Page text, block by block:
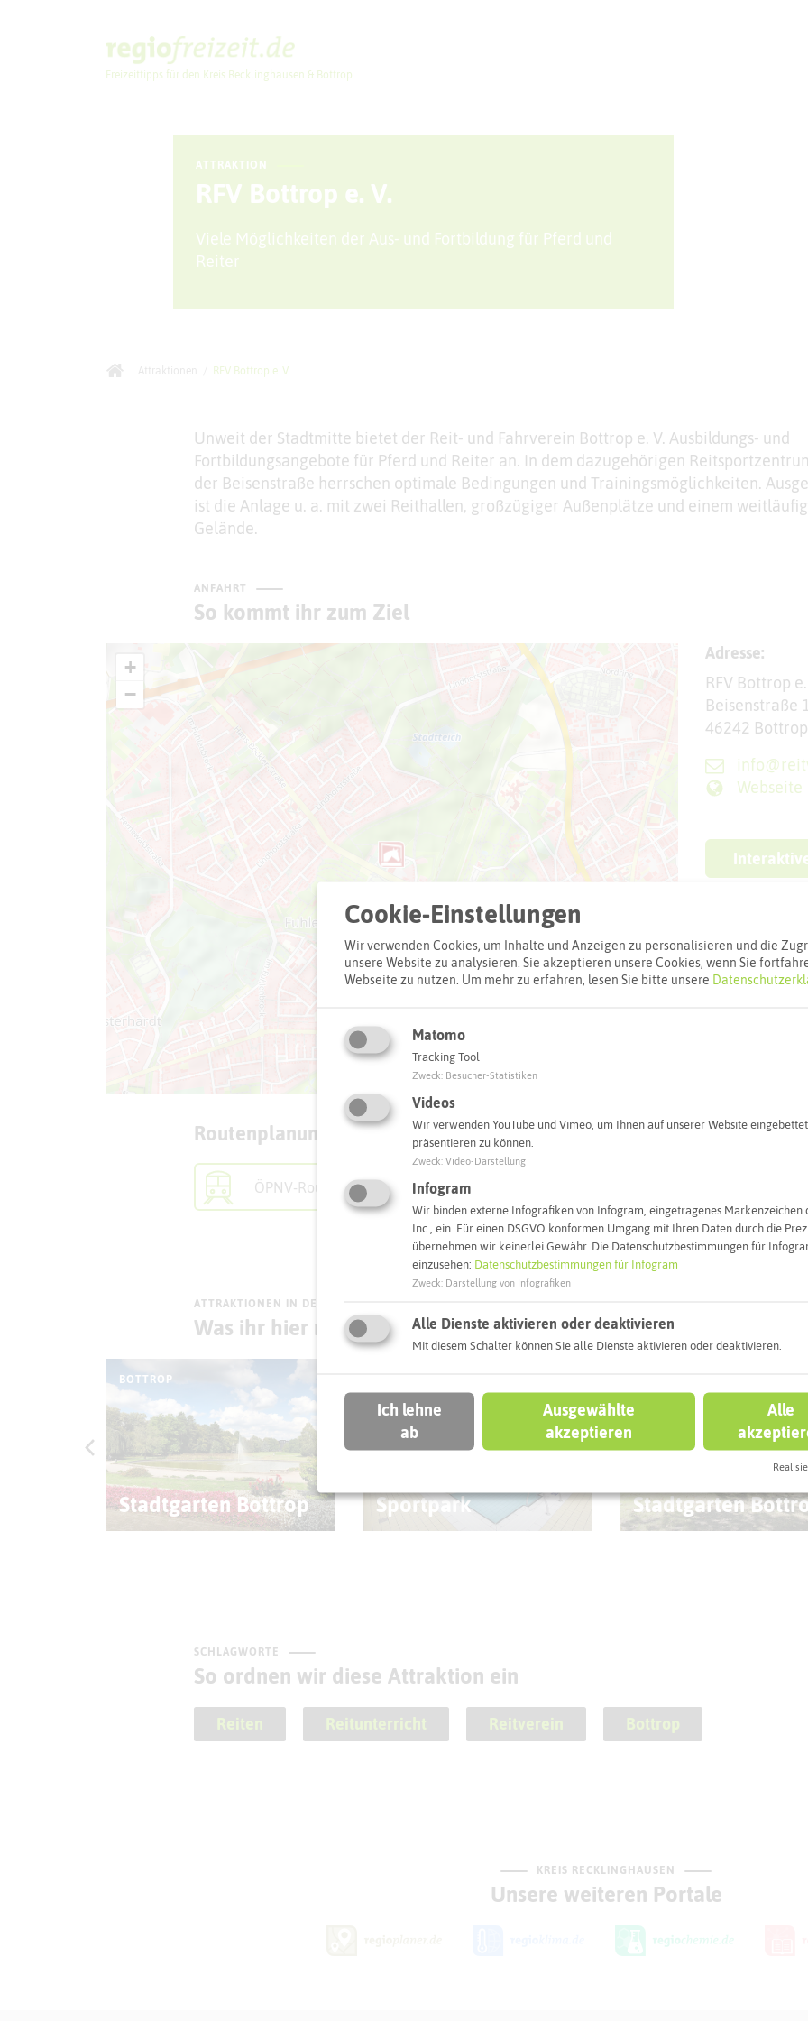
Freizeittipps für den Kreis Recklinghausen & Bottrop
Ausflugstipps Sport + Bewegung
ATTRAKTION
RFV Bottrop e. V.
Viele Möglichkeiten der Aus- und Fortbildung für Pferd und
Reiter
RFV Bottrop e. V.
Unweit der Stadtmitte bietet der Reit- und Fahrverein Bottrop e. V. Ausbildungs- und
Fortbildungsangebote für Pferd und Reiter an. In dem dazugehörigen
der Beisenstraße herrschen optimale Bedingungen und Trainingsmöglichkeiten.
ist die Anlage u. a. mit zwei Reithallen, großzügiger Außenplätze und einem
Gelände.
ANFAHRT
So kommt ihr zum Ziel
+
−
Adresse:
RFV Bottrop e.
Beisenstraße
46242 Bottrop
Webseite
Routenplanung zum Ziel:
ÖPNV-Route finden
ATTRAKTIONEN IN DER UMGEBUNG
Was ihr hier noch erleben könnt
BOTTROP
Stadtgarten Bottrop
Sportpark
Stadtgarten
SCHLAGWORTE
So ordnen wir diese Attraktion ein
Reiten Reitunterricht Reitverein Bottrop
KREIS RECKLINGHAUSEN
Unsere weiteren Portale
Cookie-Einstellungen
Wir verwenden Cookies, um Inhalte und Anzeigen zu personalisieren und die
unsere Website zu analysieren. Sie akzeptieren unsere Cookies, wenn Sie
Webseite zu nutzen. Um mehr zu erfahren, lesen Sie bitte unsere
Matomo
Tracking Tool
Zweck: Besucher-Statistiken
Videos
Wir verwenden YouTube und Vimeo, um Ihnen auf unserer Website
präsentieren zu können.
Zweck: Video-Darstellung
Infogram
Wir binden externe Infografiken von Infogram, eingetragenes Markenzeichen
Inc., ein. Für einen DSGVO konformen Umgang mit Ihren Daten durch die
übernehmen wir keinerlei Gewähr. Die Datenschutzbestimmungen für
einzusehen: Datenschutzbestimmungen für Infogram
Zweck: Darstellung von Infografiken
Alle Dienste aktivieren oder deaktivieren
Mit diesem Schalter können Sie alle Dienste aktivieren oder deaktivieren.
Ich lehne
ab
Ausgewählte
akzeptieren
Alle